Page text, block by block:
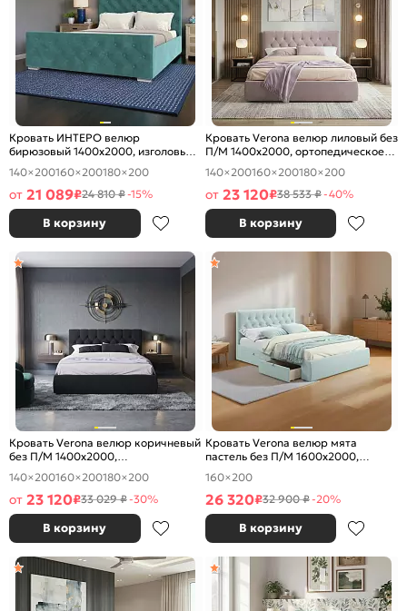
Кровать ИНТЕРО велюр
бирюзовый 1400x2000, изголовье
мягкое
140×200160×200180×200
от 21 089₽24 810 ₽-15%
В корзину
Кровать Verona велюр лиловый без
П/М 1400x2000, ортопедическое
основание, изголовье мягкое
140×200160×200180×200
от 23 120₽38 533 ₽-40%
В корзину
Кровать Verona велюр коричневый
без П/М 1400x2000,
ортопедическое основание,
изголовье мягкое
140×200160×200180×200
от 23 120₽33 029 ₽-30%
В корзину
Кровать Verona велюр мята
пастель без П/М 1600x2000,
ортопедическое основание,
изголовье мягкое
160×200
26 320₽32 900 ₽-20%
В корзину